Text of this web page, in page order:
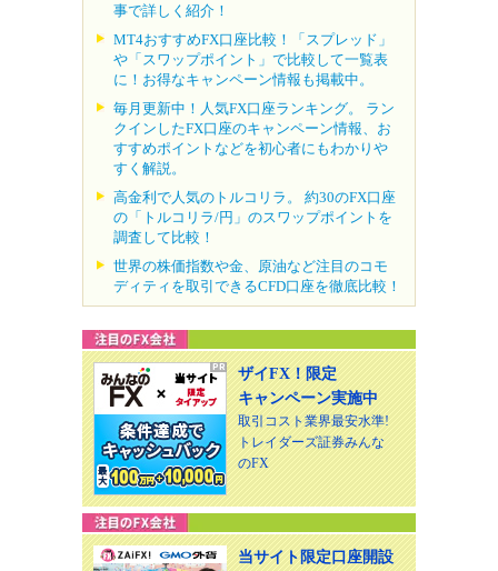
事で詳しく紹介！
MT4おすすめFX口座比較！「スプレッド」
や「スワップポイント」で比較して一覧表
に！お得なキャンペーン情報も掲載中。
毎月更新中！人気FX口座ランキング。 ラン
クインしたFX口座のキャンペーン情報、お
すすめポイントなどを初心者にもわかりや
すく解説。
高金利で人気のトルコリラ。 約30のFX口座
の「トルコリラ/円」のスワップポイントを
調査して比較！
世界の株価指数や金、原油など注目のコモ
ディティを取引できるCFD口座を徹底比較！
ザイFX！限定
キャンペーン実施中
取引コスト業界最安水準!
トレイダーズ証券みんな
のFX
当サイト限定口座開設